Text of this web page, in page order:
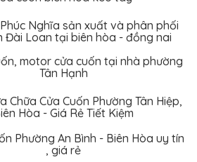
Nghĩa sản xuất và phân phối
Đài Loan tại biên hòa - đồng nai
motor cửa cuốn tại nhà phường
Tân Hạnh
Chữa Cửa Cuốn Phường Tân Hiệp,
Hòa - Giá Rẻ Tiết Kiệm
Phường An Bình - Biên Hòa uy tín
, giá rẻ